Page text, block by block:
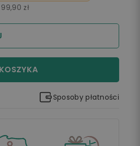
99,90 zł
Sposoby płatności